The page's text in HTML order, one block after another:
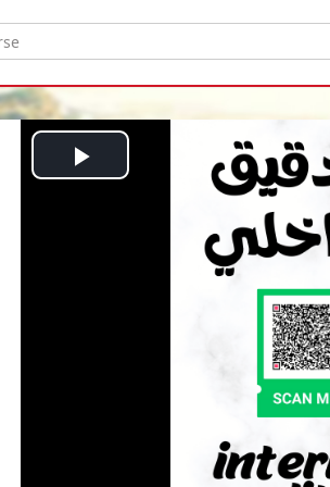
Play